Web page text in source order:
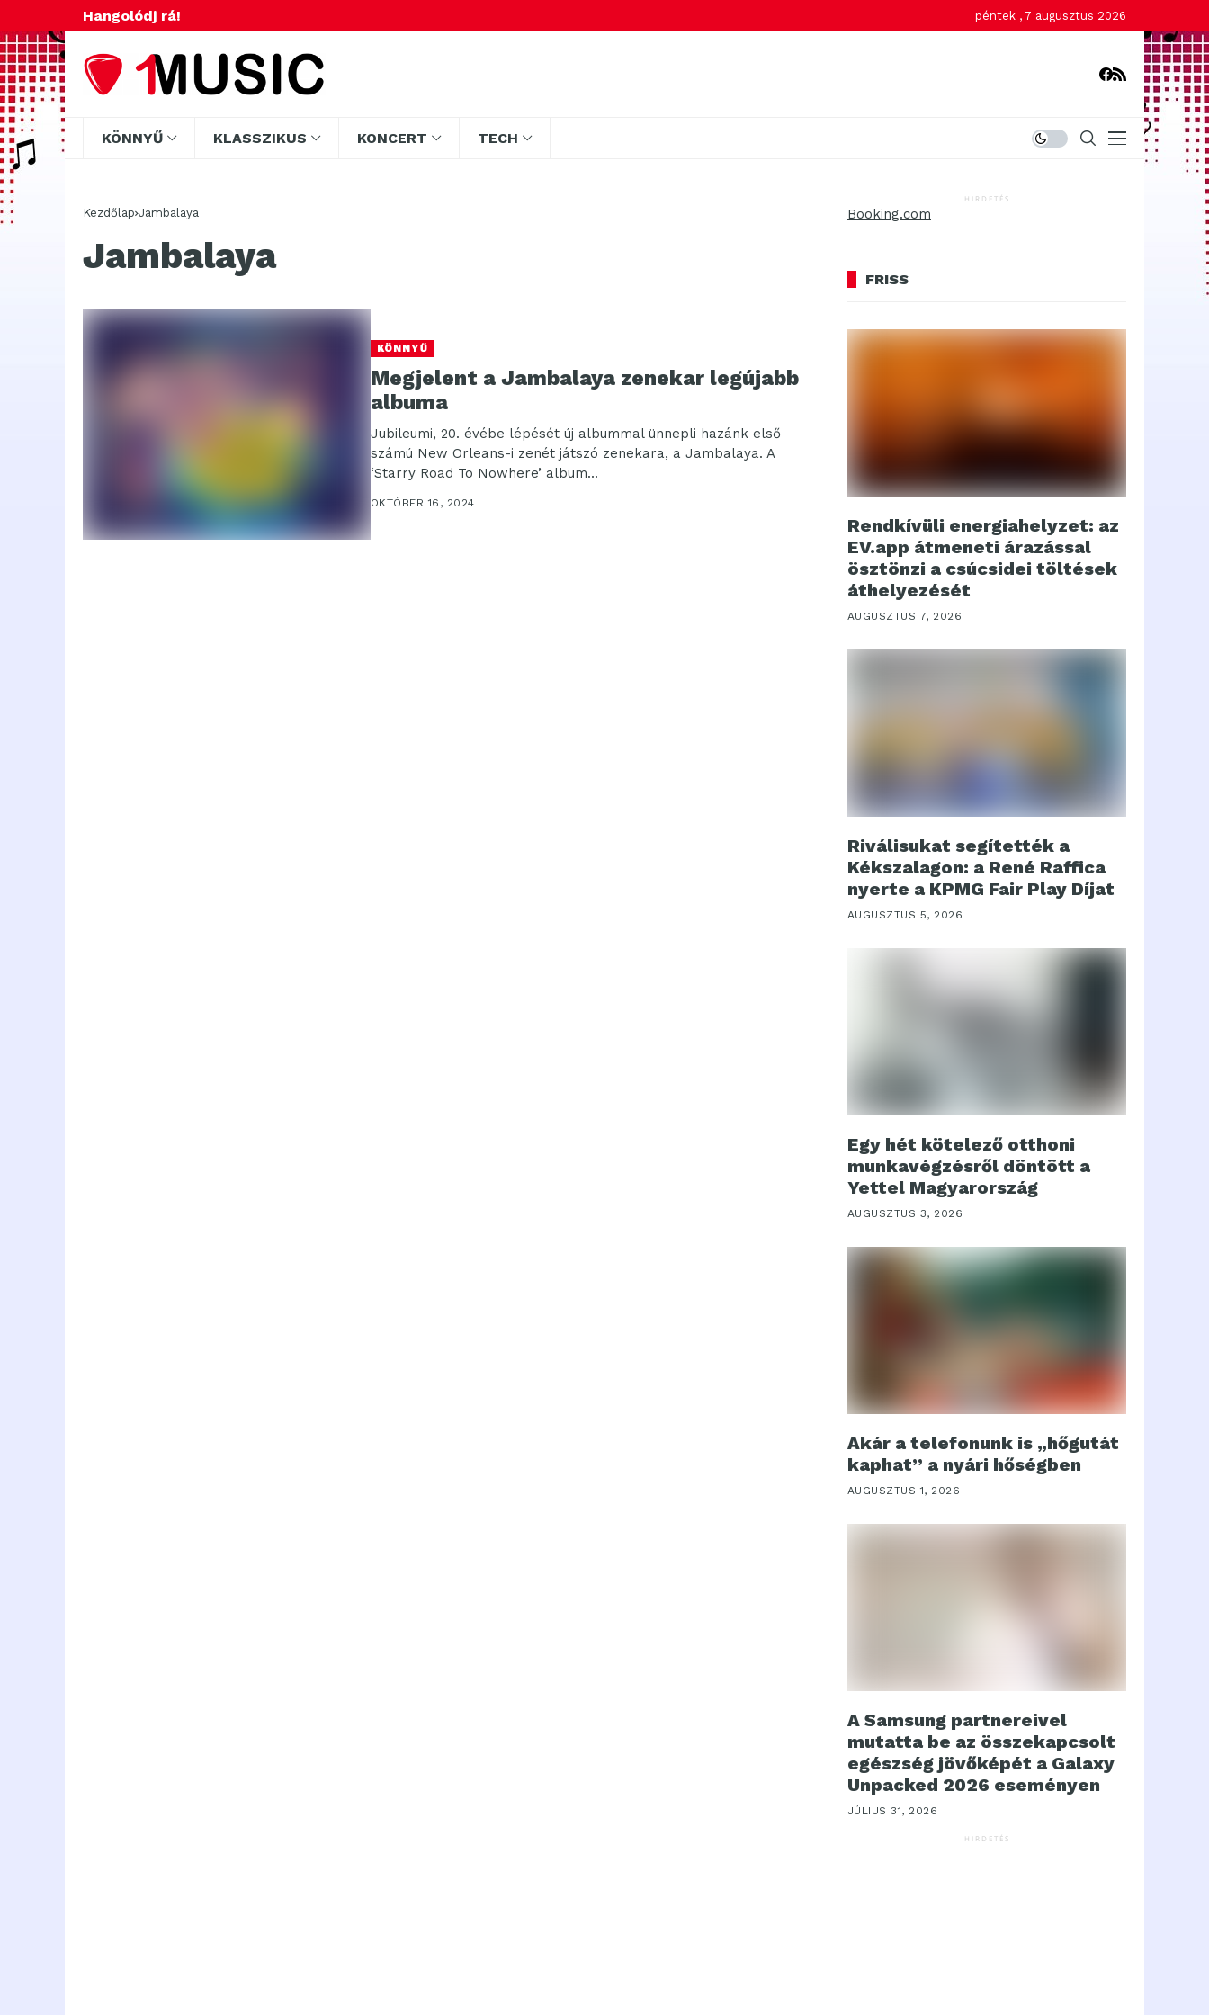
Hangolódj rá! péntek , 7 augusztus 2026
KÖNNYŰ KLASSZIKUS KONCERT TECH
Kezdőlap Jambalaya
Jambalaya
KÖNNYŰ
Megjelent a Jambalaya zenekar legújabb
albuma
Jubileumi, 20. évébe lépését új albummal ünnepli hazánk első
számú New Orleans-i zenét játszó zenekara, a Jambalaya. A
‘Starry Road To Nowhere’ album...
OKTÓBER 16, 2024
HIRDETÉS
Booking.com
FRISS
Rendkívüli energiahelyzet: az
EV.app átmeneti árazással
ösztönzi a csúcsidei töltések
áthelyezését
AUGUSZTUS 7, 2026
Riválisukat segítették a
Kékszalagon: a René Raffica
nyerte a KPMG Fair Play Díjat
AUGUSZTUS 5, 2026
Egy hét kötelező otthoni
munkavégzésről döntött a
Yettel Magyarország
AUGUSZTUS 3, 2026
Akár a telefonunk is „hőgutát
kaphat” a nyári hőségben
AUGUSZTUS 1, 2026
A Samsung partnereivel
mutatta be az összekapcsolt
egészség jövőképét a Galaxy
Unpacked 2026 eseményen
JÚLIUS 31, 2026
HIRDETÉS